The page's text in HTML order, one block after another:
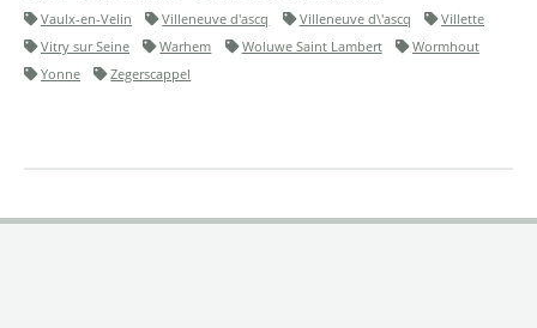
Vaulx-en-Velin
Villeneuve d'ascq Villeneuve d\'ascq
Villette
Vitry sur Seine
Warhem Woluwe Saint Lambert
Wormhout
Yonne
Zegerscappel